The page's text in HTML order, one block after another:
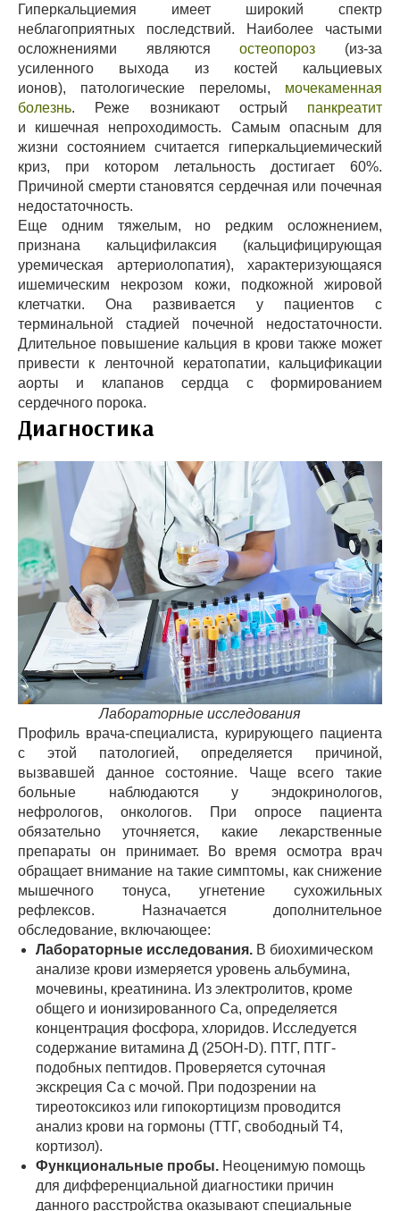
Гиперкальциемия имеет широкий спектр
неблагоприятных последствий. Наиболее частыми
осложнениями являютсяостеопороз (из-за
усиленного выхода из костей кальциевых
ионов), патологические переломы, мочекаменная
болезнь. Реже возникают острый панкреатит
и кишечная непроходимость. Самым опасным для
жизни состоянием считается гиперкальциемический
криз, при котором летальность достигает 60%.
Причиной смерти становятся сердечная или почечная
недостаточность.
Еще одним тяжелым, но редким осложнением,
признана кальцифилаксия (кальцифицирующая
уремическая артериолопатия), характеризующаяся
ишемическим некрозом кожи, подкожной жировой
клетчатки. Она развивается у пациентов с
терминальной стадией почечной недостаточности.
Длительное повышение кальция в крови также может
привести к ленточной кератопатии, кальцификации
аорты и клапанов сердца с формированием
сердечного порока.
Диагностика
Лабораторные исследования
Профиль врача-специалиста, курирующего пациента
с этой патологией, определяется причиной,
вызвавшей данное состояние. Чаще всего такие
больные наблюдаются у эндокринологов,
нефрологов, онкологов. При опросе пациента
обязательно уточняется, какие лекарственные
препараты он принимает. Во время осмотра врач
обращает внимание на такие симптомы, как снижение
мышечного тонуса, угнетение сухожильных
рефлексов. Назначается дополнительное
обследование, включающее:
Лабораторные исследования. В биохимическом
анализе крови измеряется уровень альбумина,
мочевины, креатинина. Из электролитов, кроме
общего и ионизированного Ca, определяется
концентрация фосфора, хлоридов. Исследуется
содержание витамина Д (25OH-D). ПТГ, ПТГ-
подобных пептидов. Проверяется суточная
экскреция Ca с мочой. При подозрении на
тиреотоксикоз или гипокортицизм проводится
анализ крови на гормоны (ТТГ, свободный Т4,
кортизол).
Функциональные пробы. Неоценимую помощь
для дифференциальной диагностики причин
данного расстройства оказывают специальные